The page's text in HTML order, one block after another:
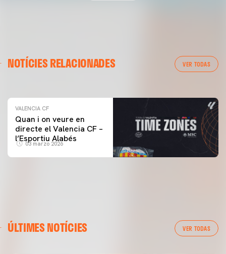
NOTÍCIES RELACIONADES VER TODAS
ENTRENAMENT DEL VALENCIA CF 04/03/26
VALENCIA CF
Quan i on veure en
directe el Valencia CF –
l’Esportiu Alabés
03 marzo 2026
ÚLTIMES NOTÍCIES VER TODAS